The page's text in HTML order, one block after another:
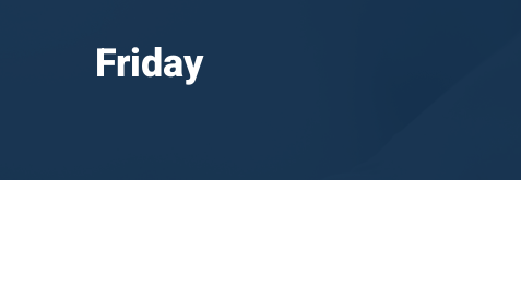
Friday